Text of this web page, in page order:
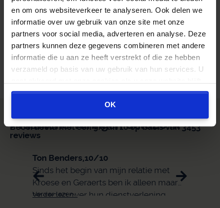
en om ons websiteverkeer te analyseren. Ook delen we
informatie over uw gebruik van onze site met onze
partners voor social media, adverteren en analyse. Deze
partners kunnen deze gegevens combineren met andere
informatie die u aan ze heeft verstrekt of die ze hebben
verzameld op basis van uw gebruik van hun services. U
gebruiken.
OK
Overstapvoordeel berekenen
Binnen 1 minuut. Direct zichtbaar.
Beoordeeld met een 9.0 uit 10 op basis van 3453
> Klantenervaringen GeldZo.nl
Beoordeeld met een 9.0 uit 10 op basis van 3453
reviews
Ton Benders,10/10
Sinds het begin van mijn relatie met
Kroese en Geraerts ben ik alleen maar
tevreden over hun dienstverlening.
Verder lezen...